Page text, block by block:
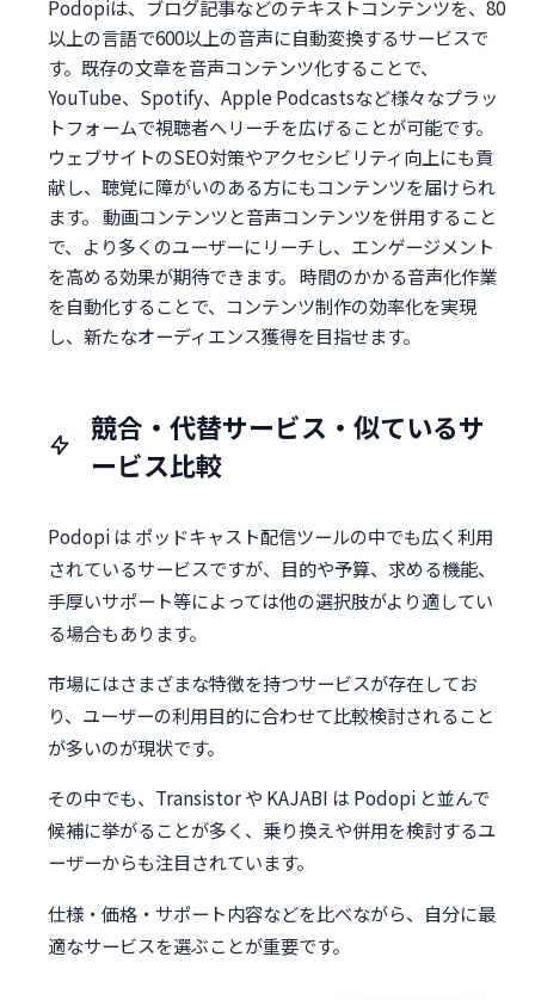
Podopiは、ブログ記事などのテキストコンテンツを、80
以上の言語で600以上の音声に自動変換するサービスで
す。既存の文章を音声コンテンツ化することで、
YouTube、Spotify、Apple Podcastsなど様々なプラッ
トフォームで視聴者へリーチを広げることが可能です。
ウェブサイトのSEO対策やアクセシビリティ向上にも貢
献し、聴覚に障がいのある方にもコンテンツを届けられ
ます。 動画コンテンツと音声コンテンツを併用すること
で、より多くのユーザーにリーチし、エンゲージメント
を高める効果が期待できます。 時間のかかる音声化作業
を自動化することで、コンテンツ制作の効率化を実現
し、新たなオーディエンス獲得を目指せます。
競合・代替サービス・似ているサ
ービス比較
Podopi は ポッドキャスト配信ツールの中でも広く利用
されているサービスですが、目的や予算、求める機能、
手厚いサポート等によっては他の選択肢がより適してい
る場合もあります。
市場にはさまざまな特徴を持つサービスが存在してお
り、ユーザーの利用目的に合わせて比較検討されること
が多いのが現状です。
その中でも、Transistor や KAJABI は Podopi と並んで
候補に挙がることが多く、乗り換えや併用を検討するユ
ーザーからも注目されています。
仕様・価格・サポート内容などを比べながら、自分に最
適なサービスを選ぶことが重要です。